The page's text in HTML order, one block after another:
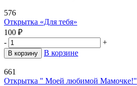
576
Открытка «Для тебя»
100 ₽
-
+
В корзину В корзине
661
Открытка " Моей любимой Мамочке!"